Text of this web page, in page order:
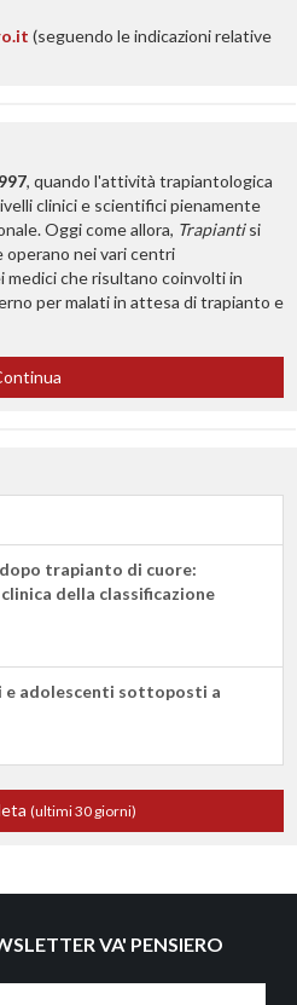
(seguendo le indicazioni relative
, quando l'attività trapiantologica
clinici e scientifici pienamente
Oggi come allora, Trapiantisi
operano nei vari centri
medici che risultano coinvolti in
per malati in attesa di trapianto e
trapianto di cuore:
della classificazione
e adolescenti sottoposti a
(ultimi 30 giorni)
VA' PENSIERO